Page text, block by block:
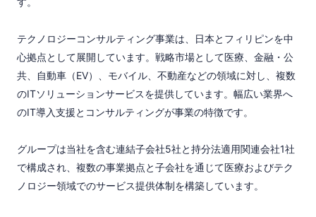
テクノロジーコンサルティング事業は、日本とフィリピンを中
心拠点として展開しています。戦略市場として医療、金融・公
共、自動車（EV）、モバイル、不動産などの領域に対し、複数
のITソリューションサービスを提供しています。幅広い業界へ
のIT導入支援とコンサルティングが事業の特徴です。
グループは当社を含む連結子会社5社と持分法適用関連会社1社
で構成され、複数の事業拠点と子会社を通じて医療およびテク
ノロジー領域でのサービス提供体制を構築しています。